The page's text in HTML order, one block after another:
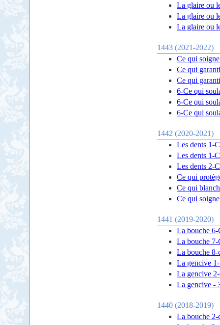
La glaire ou
La glaire ou
La glaire ou
1443 (2021-2022)
Ce qui
Ce qui
Ce qui
6-Ce qui
6-Ce qui
6-Ce qui
1442 (2020-2021)
Les dents 1-
Les dents 1-
Les dents 2-
Ce qui
Ce qui
Ce qui
1441 (2019-2020)
La bouche 6-
La bouche 7-
La bouche 8-
La gencive
La gencive
La gencive -
1440 (2018-2019)
La bouche 2-